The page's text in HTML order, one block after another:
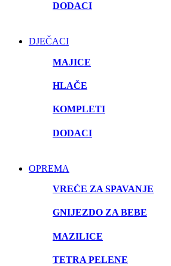
DODACI
DJEČACI
MAJICE
HLAČE
KOMPLETI
DODACI
OPREMA
VREĆE ZA SPAVANJE
GNIJEZDO ZA BEBE
MAZILICE
TETRA PELENE